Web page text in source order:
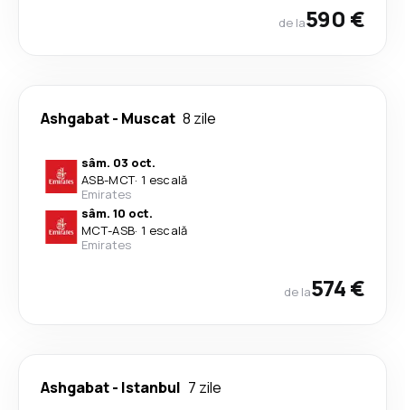
de la590 €
Ashgabat- Muscat 8 zile
sâm. 03 oct.
ASB-MCT· 1 escală
Emirates
sâm. 10 oct.
MCT-ASB· 1 escală
Emirates
de la574 €
Ashgabat- Istanbul 7 zile